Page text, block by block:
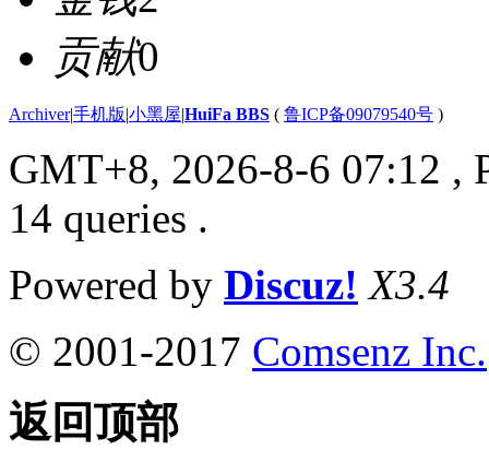
贡献0
Archiver|手机版|小黑屋|HuiFa BBS ( 鲁ICP备09079540号 )
GMT+8, 2026-8-6 07:12 ,
14 queries .
Powered by Discuz! X3.4
© 2001-2017 Comsenz Inc.
返回顶部